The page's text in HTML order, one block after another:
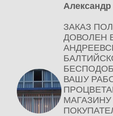
Александр
ЗАКАЗ
ДОВОЛЕН
ВАШУ